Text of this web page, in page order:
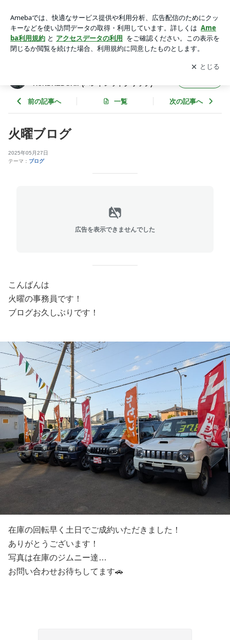
NDREDGRIP(ハンドレッドグリップ)
アプリをダウンロードして ブログの更新通知
を受け取りまし
ょう。
開く
HUNDREDGRIP(ハンドレッドグリップ)
前の記事へ 一覧 次の記事へ
火曜ブログ
2025年05月27日
テーマ： ブログ
広告を表示できませんでした
こんばんは
火曜の事務員です！
ブログお久しぶりです！
在庫の回転早く土日でご成約いただきました！
ありがとうございます！
写真は在庫のジムニー達…
お問い合わせお待ちしてます🚗